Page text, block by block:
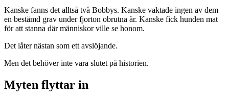
Kanske fanns det alltså två Bobbys. Kanske vaktade ingen av dem
en bestämd grav under fjorton obrutna år. Kanske fick hunden mat
för att stanna där människor ville se honom.
Det låter nästan som ett avslöjande.
Men det behöver inte vara slutet på historien.
Myten flyttar in